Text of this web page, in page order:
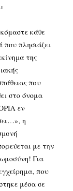
κάθε
που πλησιάζει
της
που
στο όνομα
εν
η
με την
Για
που
μέσα σε